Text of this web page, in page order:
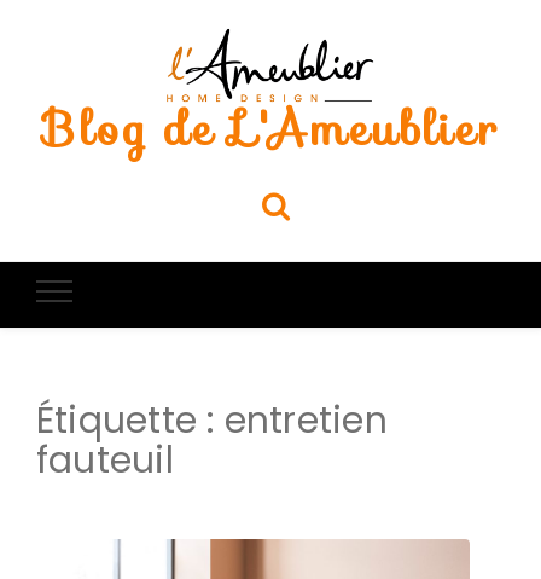
Blog de L'Ameublier
Étiquette : entretien
fauteuil